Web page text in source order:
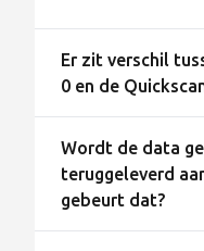
Er zit verschil
0 en de
Wordt de data
teruggeleverd
gebeurt dat?